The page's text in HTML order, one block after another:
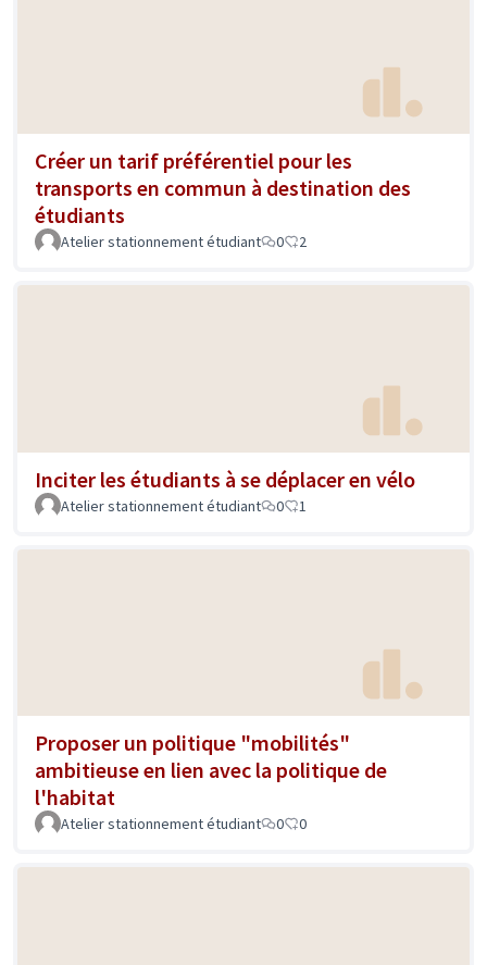
Créer un tarif préférentiel pour les
transports en commun à destination des
étudiants
Atelier stationnement étudiant 0 2
Inciter les étudiants à se déplacer en vélo
Atelier stationnement étudiant 0 1
Proposer un politique "mobilités"
ambitieuse en lien avec la politique de
l'habitat
Atelier stationnement étudiant 0 0